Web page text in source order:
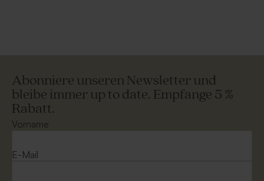
Abonniere unseren Newsletter und
bleibe immer up to date. Empfange 5 %
Rabatt.
Vorname
E-Mail